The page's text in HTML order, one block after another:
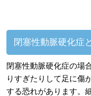
閉塞性動脈硬化症
閉塞性動脈硬化症の場
りすぎたりして足に傷
する恐れがあります。